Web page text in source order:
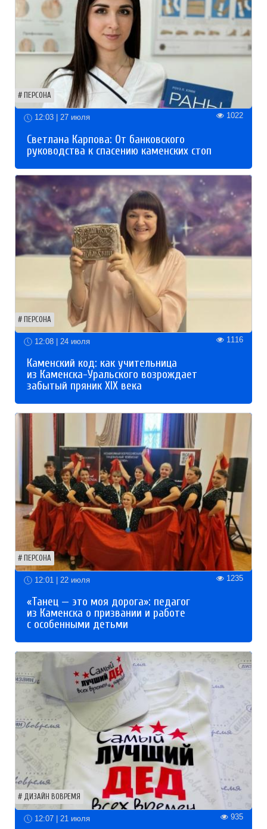
ПЕРСОНА
12:03 | 27 июля 1022
Светлана Карпова: От банковского
руководства к спасению каменских стоп
ПЕРСОНА
12:08 | 24 июля 1116
Каменский код: как учительница
из Каменска-Уральского возрождает
забытый пряник XIX века
ПЕРСОНА
12:01 | 22 июля 1235
«Танец — это моя дорога»: педагог
из Каменска о призвании и работе
с особенными детьми
ДИЗАЙН ВОВРЕМЯ
12:07 | 21 июля 935